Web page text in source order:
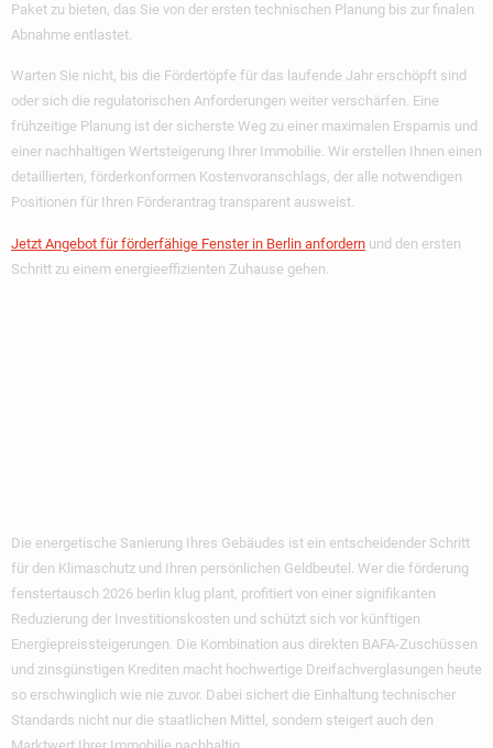
Paket zu bieten, das Sie von der ersten technischen Planung bis zur finalen
Abnahme entlastet.
Warten Sie nicht, bis die Fördertöpfe für das laufende Jahr erschöpft sind
oder sich die regulatorischen Anforderungen weiter verschärfen. Eine
frühzeitige Planung ist der sicherste Weg zu einer maximalen Ersparnis und
einer nachhaltigen Wertsteigerung Ihrer Immobilie. Wir erstellen Ihnen einen
detaillierten, förderkonformen Kostenvoranschlags, der alle notwendigen
Positionen für Ihren Förderantrag transparent ausweist.
Jetzt Angebot für förderfähige Fenster in Berlin anfordern und den ersten
Schritt zu einem energieeffizienten Zuhause gehen.
Die energetische Sanierung Ihres Gebäudes ist ein entscheidender Schritt
für den Klimaschutz und Ihren persönlichen Geldbeutel. Wer die förderung
fenstertausch 2026 berlin klug plant, profitiert von einer signifikanten
Reduzierung der Investitionskosten und schützt sich vor künftigen
Energiepreissteigerungen. Die Kombination aus direkten BAFA-Zuschüssen
und zinsgünstigen Krediten macht hochwertige Dreifachverglasungen heute
so erschwinglich wie nie zuvor. Dabei sichert die Einhaltung technischer
Standards nicht nur die staatlichen Mittel, sondern steigert auch den